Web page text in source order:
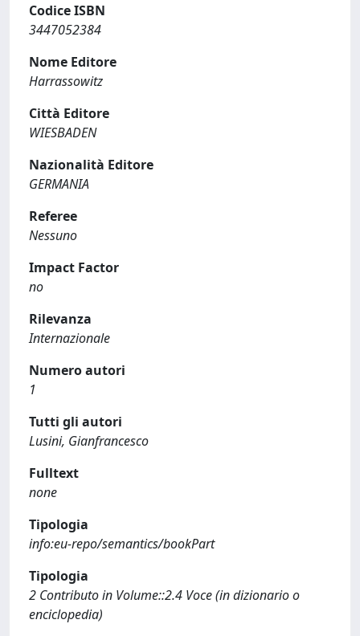
Codice ISBN
3447052384
Nome Editore
Harrassowitz
Città Editore
WIESBADEN
Nazionalità Editore
GERMANIA
Referee
Nessuno
Impact Factor
no
Rilevanza
Internazionale
Numero autori
1
Tutti gli autori
Lusini, Gianfrancesco
Fulltext
none
Tipologia
info:eu-repo/semantics/bookPart
Tipologia
2 Contributo in Volume::2.4 Voce (in dizionario o
enciclopedia)